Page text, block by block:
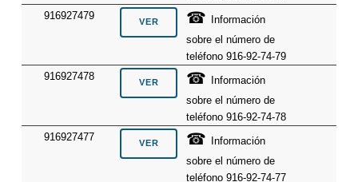
916927479
☎
Información
sobre el número de
teléfono 916-92-74-79
916927478
☎
Información
sobre el número de
teléfono 916-92-74-78
916927477
☎
Información
sobre el número de
teléfono 916-92-74-77